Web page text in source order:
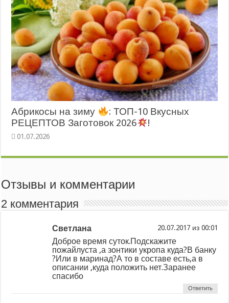
Абрикосы на зиму
: ТОП-10 Вкусных
РЕЦЕПТОВ Заготовок 2026
!
Отзывы и комментарии
2 комментария
Светлана из
Доброе время суток.Подскажите
пожайлуста ,а зонтики укропа куда?В банку
?Или в маринад?А то в составе есть,а в
описании ,куда положить нет.Заранее
спасибо
Ответить